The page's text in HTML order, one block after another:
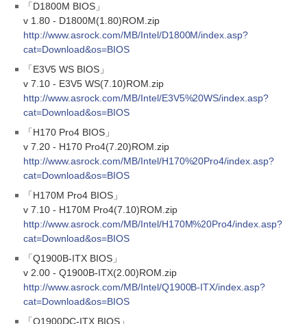
「D1800M BIOS」
v 1.80 - D1800M(1.80)ROM.zip
http://www.asrock.com/MB/Intel/D1800M/index.asp?
cat=Download&os=BIOS
「E3V5 WS BIOS」
v 7.10 - E3V5 WS(7.10)ROM.zip
http://www.asrock.com/MB/Intel/E3V5%20WS/index.asp?
cat=Download&os=BIOS
「H170 Pro4 BIOS」
v 7.20 - H170 Pro4(7.20)ROM.zip
http://www.asrock.com/MB/Intel/H170%20Pro4/index.asp?
cat=Download&os=BIOS
「H170M Pro4 BIOS」
v 7.10 - H170M Pro4(7.10)ROM.zip
http://www.asrock.com/MB/Intel/H170M%20Pro4/index.asp?
cat=Download&os=BIOS
「Q1900B-ITX BIOS」
v 2.00 - Q1900B-ITX(2.00)ROM.zip
http://www.asrock.com/MB/Intel/Q1900B-ITX/index.asp?
cat=Download&os=BIOS
「Q1900DC-ITX BIOS」